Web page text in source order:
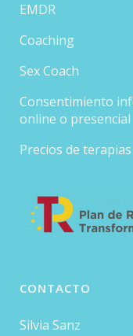
EMDR
Coaching
Sex Coach
Consentimiento
online o presencial
Precios de
CONTACTO
Silvia Sanz